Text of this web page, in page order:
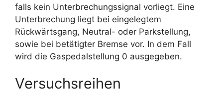
falls kein Unterbrechungssignal vorliegt. Eine
Unterbrechung liegt bei eingelegtem
Rückwärtsgang, Neutral- oder Parkstellung,
sowie bei betätigter Bremse vor. In dem Fall
wird die Gaspedalstellung 0 ausgegeben.
Versuchsreihen